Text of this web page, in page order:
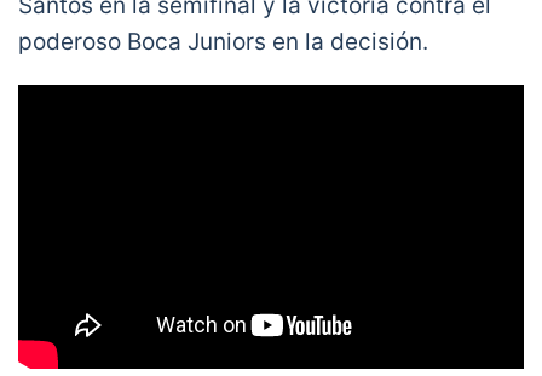
Santos en la semifinal y la victoria contra el
poderoso Boca Juniors en la decisión.